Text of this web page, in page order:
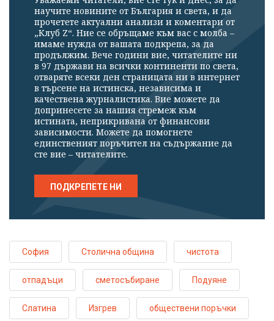
научите новините от България и света, и да
прочетете актуални анализи и коментари от
„Клуб Z“. Ние се обръщаме към вас с молба –
имаме нужда от вашата подкрепа, за да
продължим. Вече години вие, читателите ни
в 97 държави на всички континенти по света,
отваряте всеки ден страницата ни в интернет
в търсене на истинска, независима и
качествена журналистика. Вие можете да
допринесете за нашия стремеж към
истината, неприкривана от финансови
зависимости. Можете да помогнете
единственият поръчител на съдържание да
сте вие – читателите.
ПОДКРЕПЕТЕ НИ
София Столична община чистота
отпадъци сметосъбиране Подуяне
Слатина Изгрев обществени поръчки